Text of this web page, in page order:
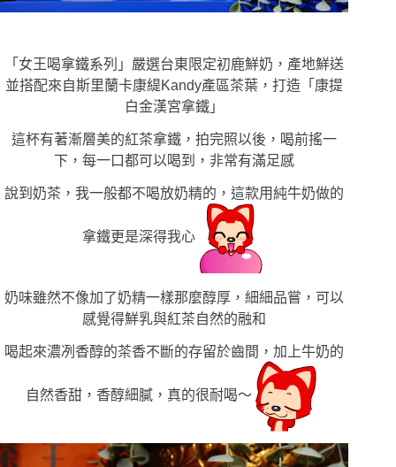
「女王喝拿鐵系列」嚴選台東限定初鹿鮮奶，產地鮮送
並搭配來自斯里蘭卡康緹Kandy產區茶葉，打造「康提
白金漢宮拿鐵」
這杯有著漸層美的紅茶拿鐵，拍完照以後，喝前搖一
下，每一口都可以喝到，非常有滿足感
說到奶茶，我一般都不喝放奶精的，這款用純牛奶做的
拿鐵更是深得我心
奶味雖然不像加了奶精一樣那麼醇厚，細細品嘗，可以
感覺得鮮乳與紅茶自然的融和
喝起來濃冽香醇的茶香不斷的存留於齒間，加上牛奶的
自然香甜，香醇細膩，真的很耐喝〜